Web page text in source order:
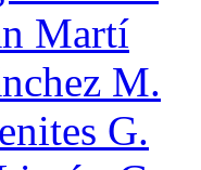
Martí
M.
G.